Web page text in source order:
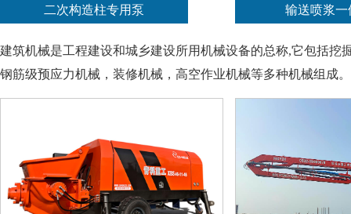
二次构造柱专用泵 输送喷浆一
建筑机械是工程建设和城乡建设所用机械设备的总称,它包括
钢筋级预应力机械，装修机械，高空作业机械等多种机械组成。